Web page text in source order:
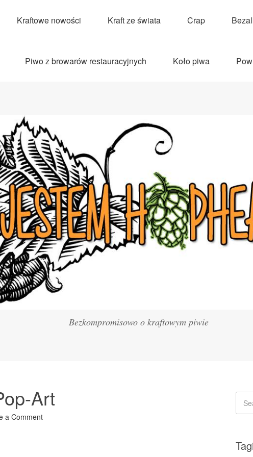
Kraftowe nowości Kraft ze świata Crap
Piwo z browarów restauracyjnych Koło piwa
Bezkompromisowo o kraftowym piwie
Art
a Comment